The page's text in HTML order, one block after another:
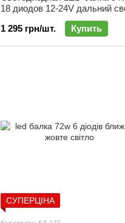
18 диодов 12-24V дальний
1 295 грн/шт.
Купить
СУПЕРЦІНА